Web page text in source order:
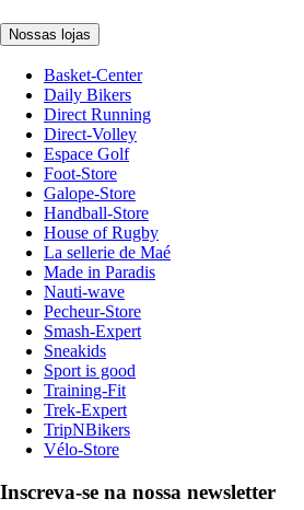
Nossas lojas
Basket-Center
Daily Bikers
Direct Running
Direct-Volley
Espace Golf
Foot-Store
Galope-Store
Handball-Store
House of Rugby
La sellerie de Maé
Made in Paradis
Nauti-wave
Pecheur-Store
Smash-Expert
Sneakids
Sport is good
Training-Fit
Trek-Expert
TripNBikers
Vélo-Store
Inscreva-se na nossa newsletter